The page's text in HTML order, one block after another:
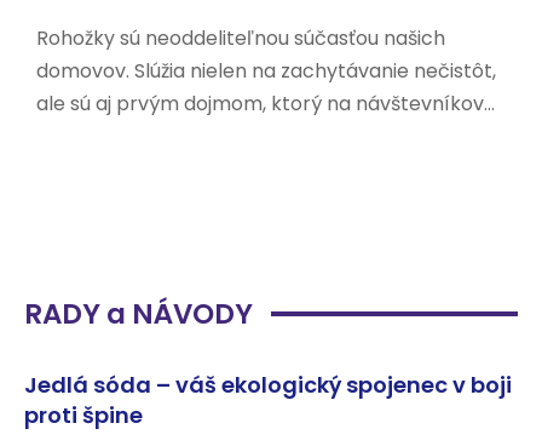
Rohožky sú neoddeliteľnou súčasťou našich
domovov. Slúžia nielen na zachytávanie nečistôt,
ale sú aj prvým dojmom, ktorý na návštevníkov
RADY a NÁVODY
Jedlá sóda – váš ekologický spojenec v boji
proti špine